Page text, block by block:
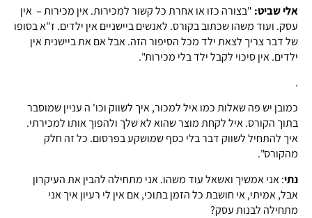
אלי שביט: "בצורה כזו או אחרת כל קשור למכירות. אין מכירות – אין
עסק. ועוד משהו שכתוב בקורס. לאנשים ביישניים אין ילדים. ז"א בסופו
של דבר צריך לצאת ילד מכל הסיפור הזה. אבל אם את ביישנית אין
ילדים. אין סיכוי לקבל ילד בלי מכירות".
.
כמובן יש פה שאלות כמו איל למכור, איך לשווק וכו' ה עניין שמוסבר
בתוך הקורס. איל לקחת מוצר שהוא לא שלך ולהפוך אותו למכירתי.
איך להתחיל לשווק דבר בלי כסף שמושקע בפרסום. כל זה חלק
מהקורס".
נתי: אני אמשיך ואשאל עוד משהו. אני מתחילה להבין את העיקרון
אבל, אמיתי, אי חושבת כל הזמן בתוכי, אם אין לי רעיון איך אני
מתחילה לבנות עסק?